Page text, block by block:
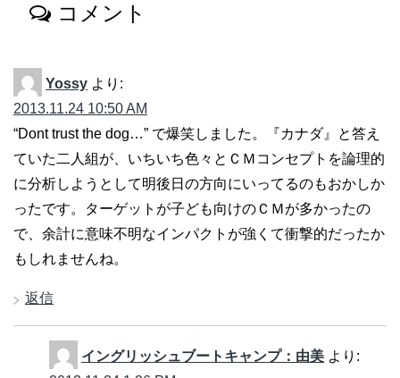
コメント
Yossy より:
2013.11.24 10:50 AM
“Dont trust the dog…” で爆笑しました。『カナダ』と答え
ていた二人組が、いちいち色々とＣＭコンセプトを論理的
に分析しようとして明後日の方向にいってるのもおかしか
ったです。ターゲットが子ども向けのＣＭが多かったの
で、余計に意味不明なインパクトが強くて衝撃的だったか
もしれませんね。
返信
イングリッシュブートキャンプ：由美 より: